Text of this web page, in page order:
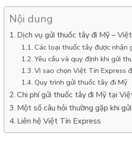
Nội dung
Dịch vụ gửi thuốc tây đi Mỹ –
Các loại thuốc tây được nhận
Yêu cầu và quy định khi gửi
Vì sao chọn Việt Tín Express
Quy trình gửi thuốc tây đi Mỹ
Chi phí gửi thuốc tây đi Mỹ tại
Một số câu hỏi thường gặp khi
Liên hệ Việt Tín Express